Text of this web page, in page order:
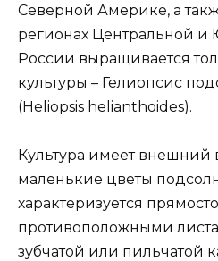
Северной Америке, а
регионах Центральной
России выращивается
культуры – Гелиопсис
(Heliopsis helianthoides).
Культура имеет
маленькие цветы
характеризуется
противоположными
зубчатой или пильчатой